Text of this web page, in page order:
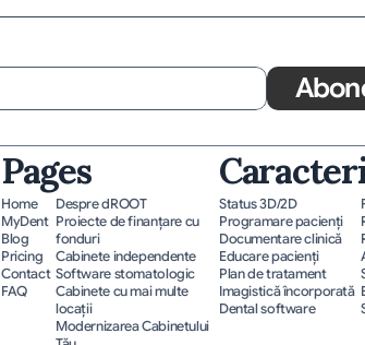
Pages
Home
MyDent
Blog
Pricing
Contact
FAQ
Despre dROOT
Proiecte de finanțare cu
fonduri
Cabinete independente
Software stomatologic
Cabinete cu mai multe
locații
Modernizarea Cabinetului
Status 3D/2D
Programare pacienţi
Documentare clinică
Educare pacienţi
Plan de tratament
Imagistică încorporată
Dental software